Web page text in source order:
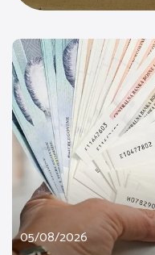
05/08/2026